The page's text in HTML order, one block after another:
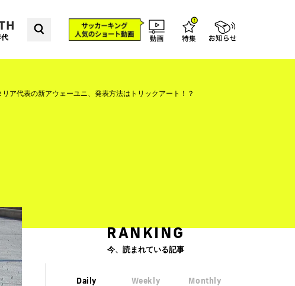
ア代表の新アウェーユニ、発表方法はトリックアート！？
RANKING
今、読まれている記事
Daily Weekly Monthly